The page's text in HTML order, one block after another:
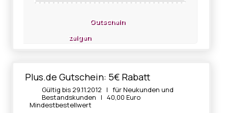
Gutschein
zeigen
Plus.de Gutschein: 5€ Rabatt
Gültig bis 29.11.2012 | für Neukunden und
Bestandskunden | 40,00 Euro
Mindestbestellwert